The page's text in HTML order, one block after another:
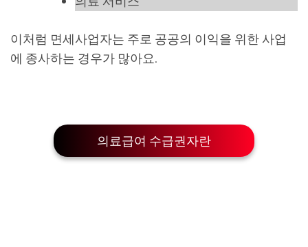
이처럼 면세사업자는 주로 공공의 이익을 위한 사업
에 종사하는 경우가 많아요.
의료급여 수급권자란